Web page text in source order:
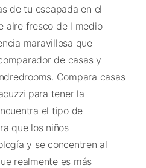
de tu escapada en el
aire fresco de l medio
maravillosa que
de casas y
Compara casas
para tener la
el tipo de
que los niños
y se concentren al
realmente es más